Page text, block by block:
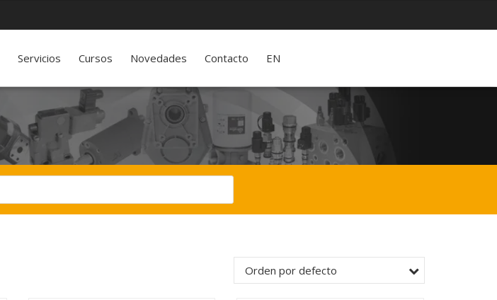
Servicios Cursos Novedades Contacto EN
Orden por defecto